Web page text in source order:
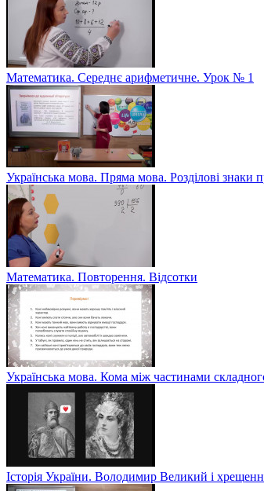
Математика. Середнє арифметичне. Урок № 1
Українська мова. Пряма мова. Розділові
Математика. Повторення. Відсотки
Українська мова. Кома між частинами
Історія України. Володимир Великий і